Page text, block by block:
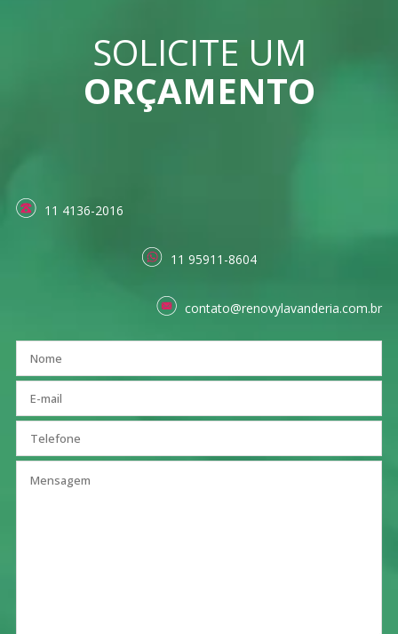
SOLICITE UM
ORÇAMENTO
11 4136-2016
11 95911-8604
contato@renovylavanderia.com.br